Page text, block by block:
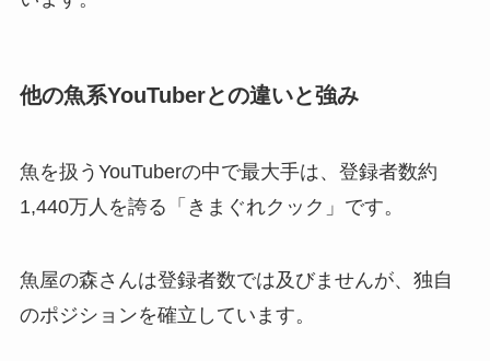
他の魚系YouTuberとの違いと強み
魚を扱うYouTuberの中で最大手は、登録者数約
1,440万人を誇る「きまぐれクック」です。
魚屋の森さんは登録者数では及びませんが、独自
のポジションを確立しています。